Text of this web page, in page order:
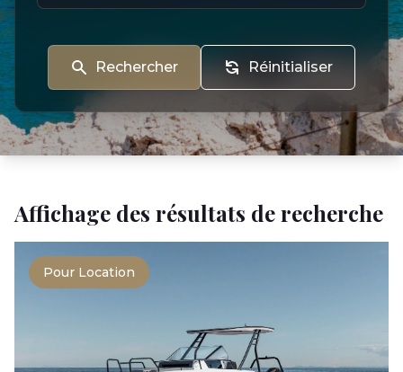
Rechercher Réinitialiser
Affichage des résultats de recherche
Pour Location